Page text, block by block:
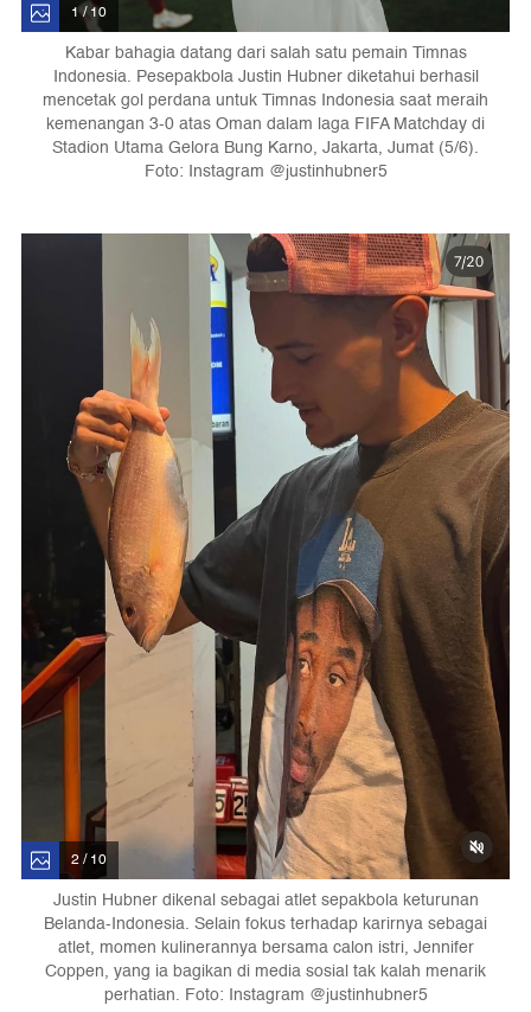
1 / 10
Kabar bahagia datang dari salah satu pemain Timnas
Indonesia. Pesepakbola Justin Hubner diketahui berhasil
mencetak gol perdana untuk Timnas Indonesia saat meraih
kemenangan 3-0 atas Oman dalam laga FIFA Matchday di
Stadion Utama Gelora Bung Karno, Jakarta, Jumat (5/6).
Foto: Instagram @justinhubner5
2 / 10
Justin Hubner dikenal sebagai atlet sepakbola keturunan
Belanda-Indonesia. Selain fokus terhadap karirnya sebagai
atlet, momen kulinerannya bersama calon istri, Jennifer
Coppen, yang ia bagikan di media sosial tak kalah menarik
perhatian. Foto: Instagram @justinhubner5